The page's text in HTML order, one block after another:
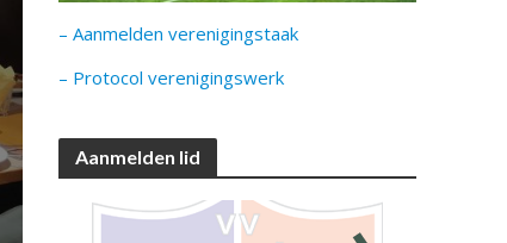
– Aanmelden verenigingstaak
– Protocol verenigingswerk
Aanmelden lid